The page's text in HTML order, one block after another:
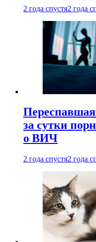
2 года спустя2 года
за сутки
о ВИЧ
2 года спустя2 года